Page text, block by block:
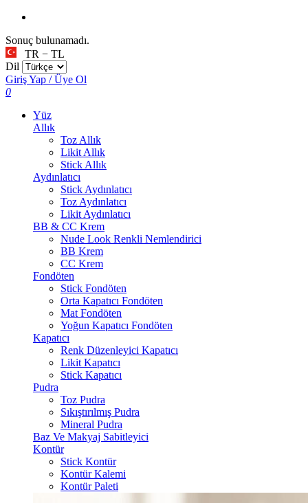
Sonuç bulunamadı.
TR − TL
Dil
Giriş Yap / Üye Ol
0
Yüz
Allık
Toz Allık
Likit Allık
Stick Allık
Aydınlatıcı
Stick Aydınlatıcı
Toz Aydınlatıcı
Likit Aydınlatıcı
BB & CC Krem
Nude Look Renkli Nemlendirici
BB Krem
CC Krem
Fondöten
Stick Fondöten
Orta Kapatıcı Fondöten
Mat Fondöten
Yoğun Kapatıcı Fondöten
Kapatıcı
Renk Düzenleyici Kapatıcı
Likit Kapatıcı
Stick Kapatıcı
Pudra
Toz Pudra
Sıkıştırılmış Pudra
Mineral Pudra
Baz Ve Makyaj Sabitleyici
Kontür
Stick Kontür
Kontür Kalemi
Kontür Paleti